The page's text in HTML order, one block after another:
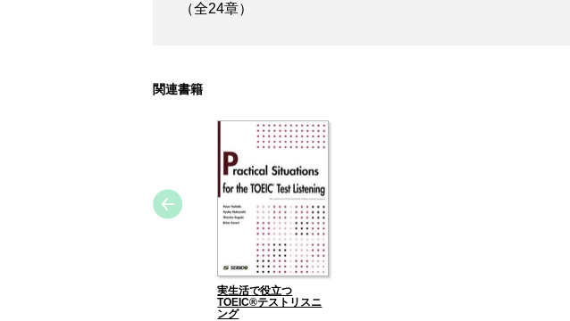
（全24章）
関連書籍
実生活で役立つ
TOEIC®テストリスニ
ング